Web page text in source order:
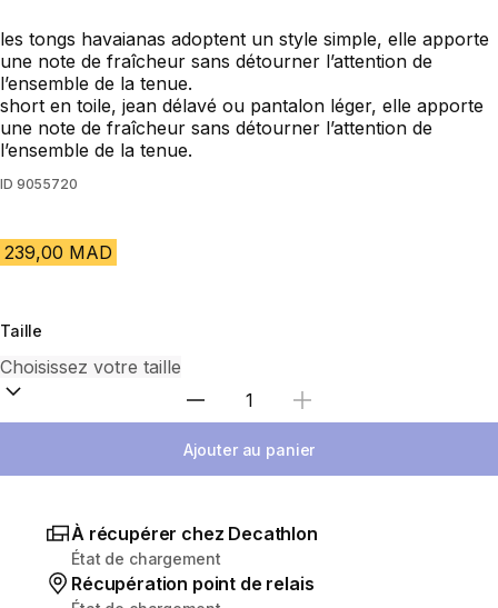
les tongs havaianas adoptent un style simple, elle apporte
une note de fraîcheur sans détourner l’attention de
l’ensemble de la tenue.
short en toile, jean délavé ou pantalon léger, elle apporte
une note de fraîcheur sans détourner l’attention de
l’ensemble de la tenue.
ID 9055720
239,00 MAD
Taille
Sélectionnez la quantité
Ajouter au panier
À récupérer chez Decathlon
État de chargement
Récupération point de relais